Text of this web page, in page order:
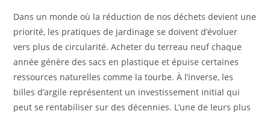
Dans un monde où la réduction de nos déchets devient une
priorité, les pratiques de jardinage se doivent d’évoluer
vers plus de circularité. Acheter du terreau neuf chaque
année génère des sacs en plastique et épuise certaines
ressources naturelles comme la tourbe. À l’inverse, les
billes d’argile représentent un investissement initial qui
peut se rentabiliser sur des décennies. L’une de leurs plus